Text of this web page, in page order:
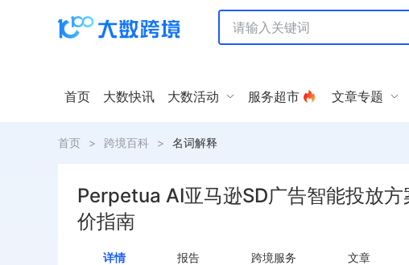
首页 大数快讯 大数活动 服务超市 文章专题
首页 > 跨境百科 > 名词解释
Perpetua AI亚马逊SD广告智能投放方
价指南
详情 报告 跨境服务 文章